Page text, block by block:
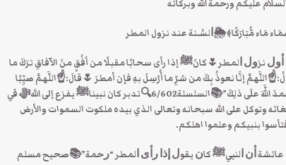
عليكم ورحمة الله وبركاته
مَاء مُّبَارَكًا﴾🌦ﺍﻟﺴُـﻨﺔ عند نزول المطر
وﻋﻨﺪ ﺃﻭﻝ ﻧﺰﻭﻝ ﺍﻟﻤﻄﺮ🌷كانَﷺ إذا رأى سحابًا مقبلًا من أفُقٍ منَ الآفاقِ ترَكَ ما
إنَّا نعوذُ بِكَ من شرِّ ما أُرْسِلَ بهِ فإن أمطرَ 🌷قالَ:☝اللَّهمَّ صيِّبًا
نافعًا مرَّتينِ أو ثلاثًا فإن كشفَهُ اللَّهُ ولم يمطِرْ حمدَ اللَّهَ علَى ذلِكَ”📚السلسلة6/602🔍تدبر كان نبيناﷺ يفزع إلى اللهﷻ في
وتوكل على الله سبحانه وتعالى الذي بيده ملكوت السموات والأرض
بنبيكم وعلموا اهلكم.
ﺃﻥ ﺍﻟﻨﺒﻲﷺ ﻛﺎﻥ ﻳﻘﻮﻝ ﺇﺫﺍ ﺭﺃﻯ ﺍﻟﻤﻄﺮ “ﺭﺣﻤﺔ”📚صحيح ﻣﺴﻠﻢ